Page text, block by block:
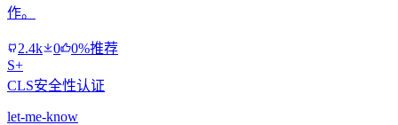
作。
2.4k 0
0%推荐
S+
CLS安全性认证
let-me-know